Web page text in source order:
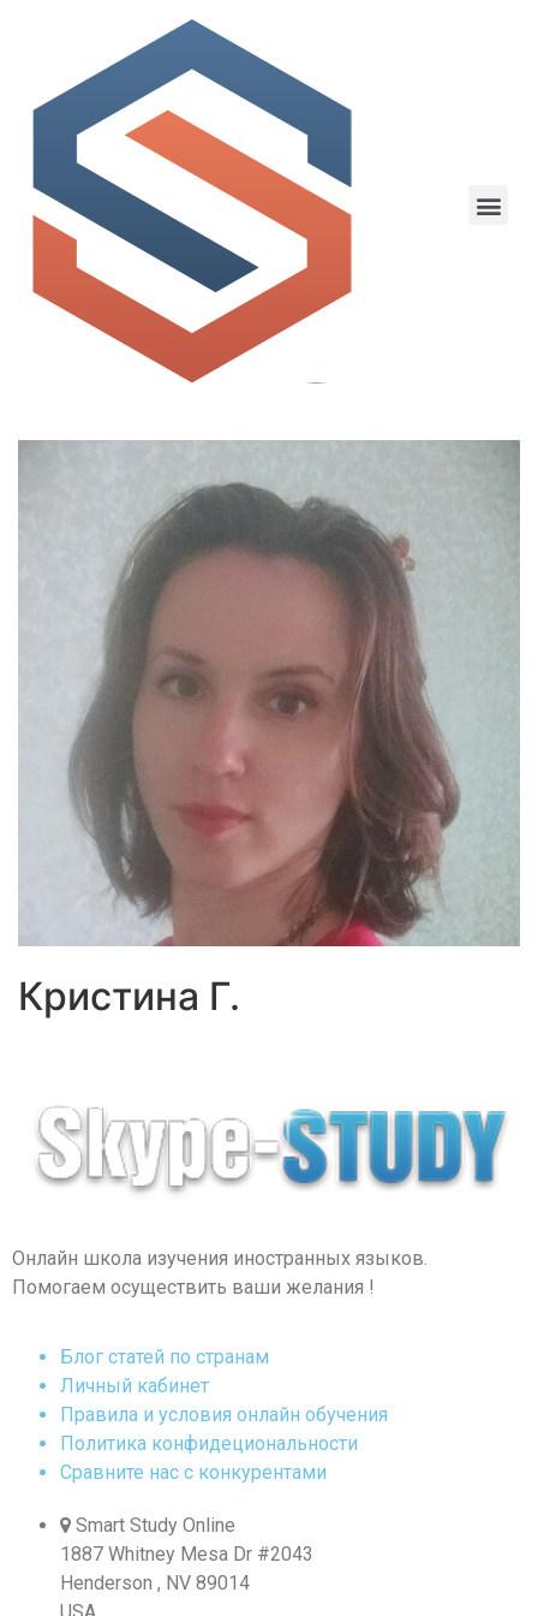
Кристина Г.
Онлайн школа изучения иностранных языков.
Помогаем осуществить ваши желания !
Блог статей по странам
Личный кабинет
Правила и условия онлайн обучения
Политика конфидециональности
Сравните нас с конкурентами
Smart Study Online
1887 Whitney Mesa Dr #2043
Henderson , NV 89014